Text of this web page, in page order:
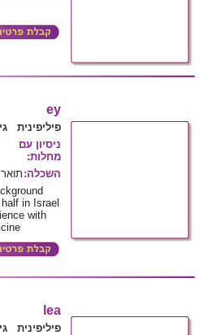
ey
פיליפינית
ניסיון עם
מחלות:
השכלה:
in Israel
with
lea
פיליפינית